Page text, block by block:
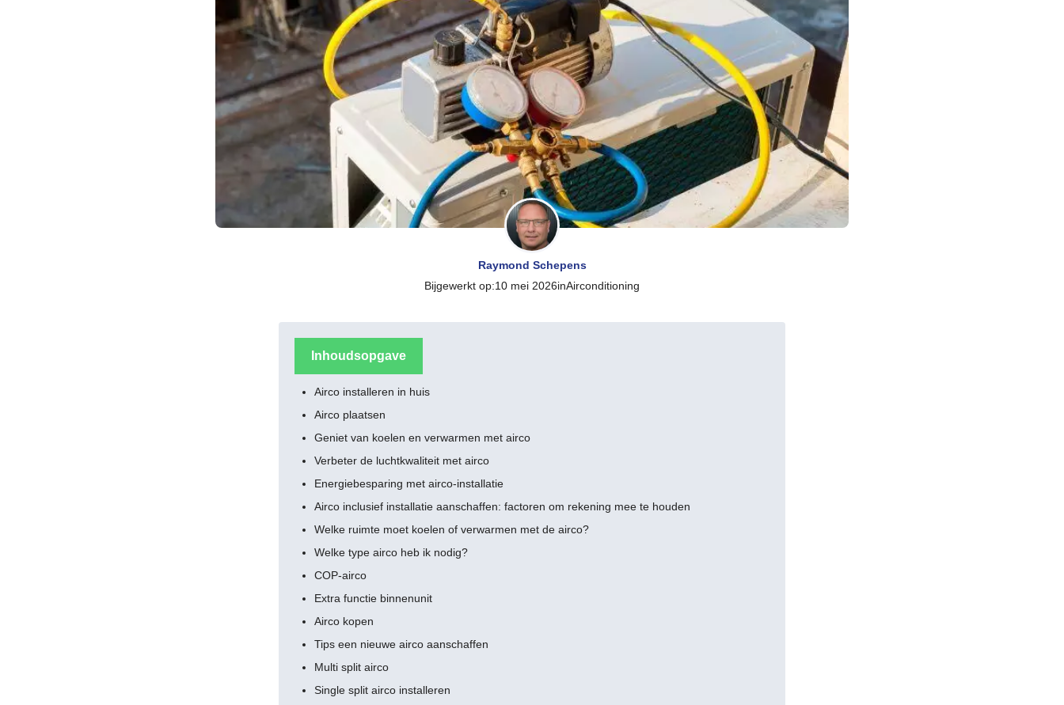
Raymond Schepens
Bijgewerkt op:10 mei 2026inAirconditioning
Inhoudsopgave
Airco installeren in huis
Airco plaatsen
Geniet van koelen en verwarmen met airco
Verbeter de luchtkwaliteit met airco
Energiebesparing met airco-installatie
Airco inclusief installatie aanschaffen: factoren om rekening mee te houden
Welke ruimte moet koelen of verwarmen met de airco?
Welke type airco heb ik nodig?
COP-airco
Extra functie binnenunit
Airco kopen
Tips een nieuwe airco aanschaffen
Multi split airco
Single split airco installeren